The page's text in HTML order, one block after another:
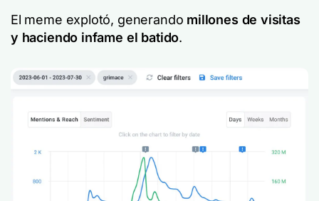
El meme explotó, generando millones de visitas
y haciendo infame el batido.